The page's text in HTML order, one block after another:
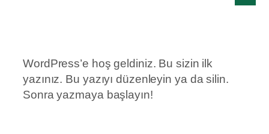
WordPress’e hoş geldiniz. Bu sizin ilk
yazınız. Bu yazıyı düzenleyin ya da silin.
Sonra yazmaya başlayın!